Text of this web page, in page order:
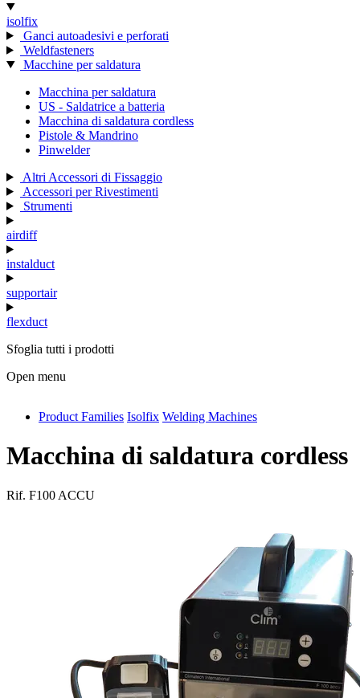
isolfix
Ganci autoadesivi e perforati
Weldfasteners
Macchine per saldatura
Macchina per saldatura
US - Saldatrice a batteria
Macchina di saldatura cordless
Pistole & Mandrino
Pinwelder
Altri Accessori di Fissaggio
Accessori per Rivestimenti
Strumenti
airdiff
instalduct
supportair
flexduct
Sfoglia tutti i prodotti
Open menu
antivib
isolfix
Product Families Isolfix Welding Machines
Macchina di saldatura cordless
Rif. F100 ACCU